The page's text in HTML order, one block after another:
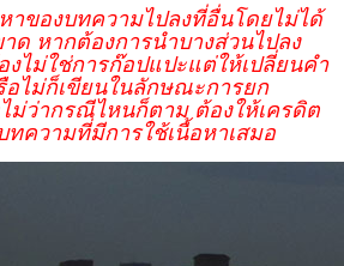
าของบทความไปลงที่อื่นโดยไม่ได้
ด หากต้องการนำบางส่วนไปลง
ไม่ใช่การก๊อปแปะแต่ให้เปลี่ยนคำ
อไม่ก็เขียนในลักษณะการยก
ม่ว่ากรณีไหนก็ตาม ต้องให้เครดิต
ความที่มีการใช้เนื้อหาเสมอ